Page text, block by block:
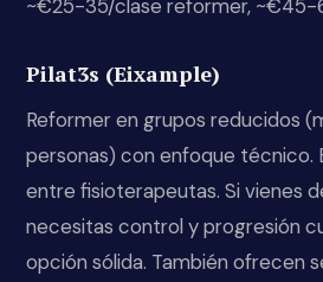
~€25-35/clase reformer, ~€45-
Pilat3s (Eixample)
Reformer en grupos reducidos
personas) con enfoque técnico.
entre fisioterapeutas. Si vienes
necesitas control y progresión
opción sólida. También ofrecen